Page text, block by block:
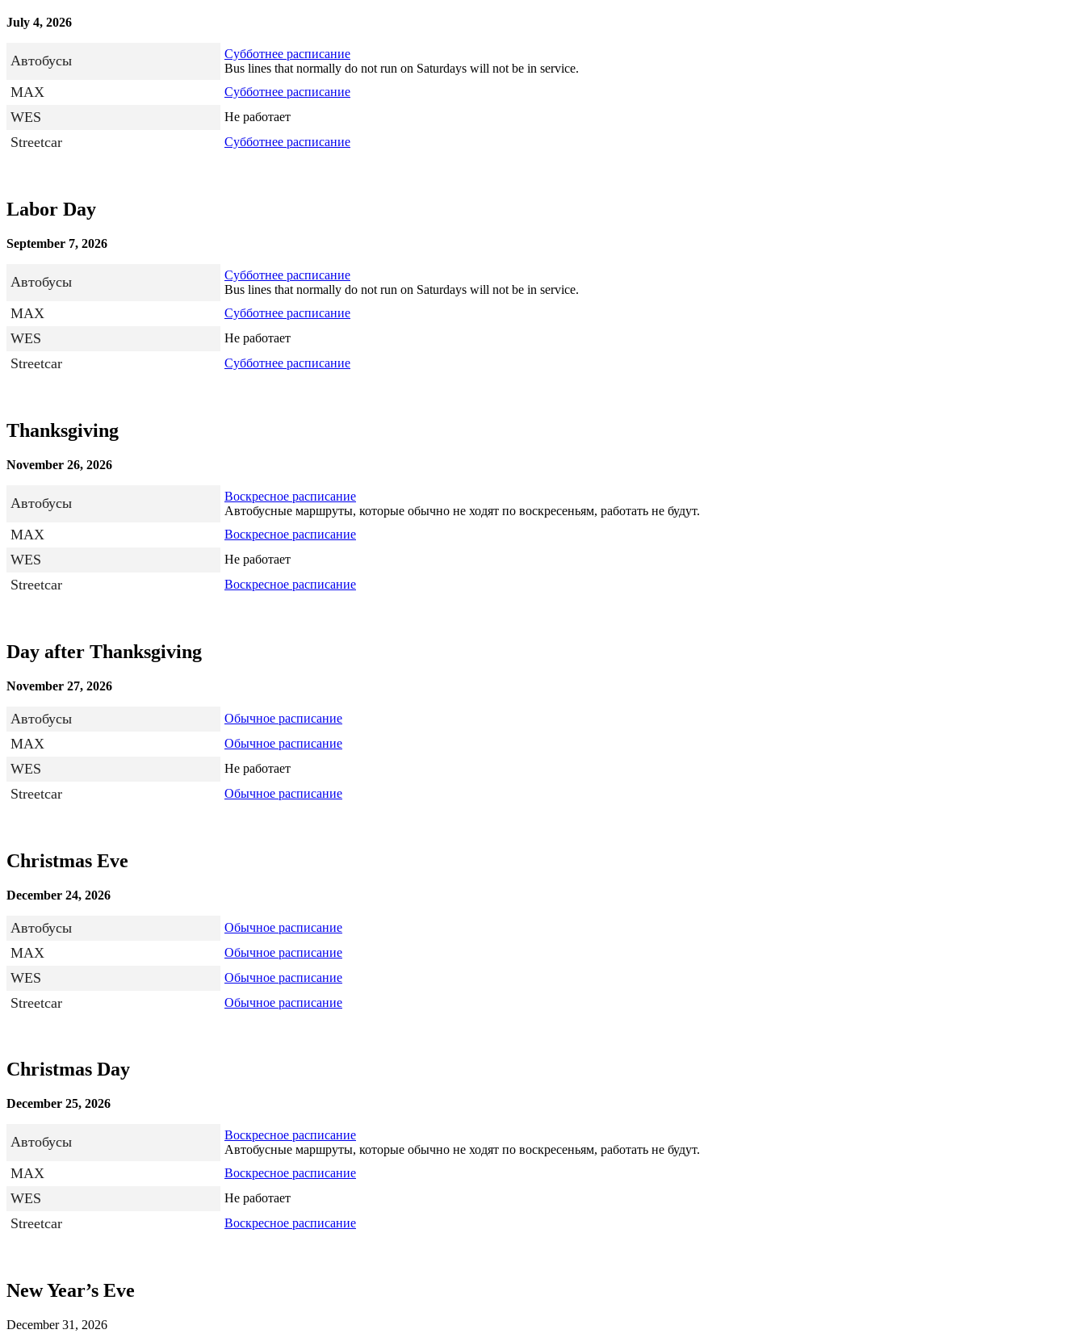
July 4, 2026
Автобусы
Субботнее расписание
Bus lines that normally do not run on Saturdays will not be in service.
MAX Субботнее расписание
WES Не работает
Streetcar Субботнее расписание
Labor Day
September 7, 2026
Автобусы
Субботнее расписание
Bus lines that normally do not run on Saturdays will not be in service.
MAX Субботнее расписание
WES Не работает
Streetcar Субботнее расписание
Thanksgiving
November 26, 2026
Автобусы
Воскресное расписание
Автобусные маршруты, которые обычно не ходят по воскресеньям, работать не будут.
MAX Воскресное расписание
WES Не работает
Streetcar Воскресное расписание
Day after Thanksgiving
November 27, 2026
Автобусы Обычное расписание
MAX Обычное расписание
WES Не работает
Streetcar Обычное расписание
Christmas Eve
December 24, 2026
Автобусы Обычное расписание
MAX Обычное расписание
WES Обычное расписание
Streetcar Обычное расписание
Christmas Day
December 25, 2026
Автобусы
Воскресное расписание
Автобусные маршруты, которые обычно не ходят по воскресеньям, работать не будут.
MAX Воскресное расписание
WES Не работает
Streetcar Воскресное расписание
New Year’s Eve
December 31, 2026